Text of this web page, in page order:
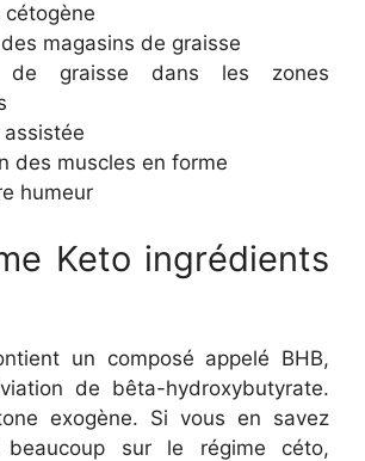
cétogène
magasins de graisse
de graisse dans les zones
assistée
des muscles en forme
humeur
Keto ingrédients
un composé appelé BHB,
de bêta-hydroxybutyrate.
exogène. Si vous en savez
beaucoup sur le régime céto,